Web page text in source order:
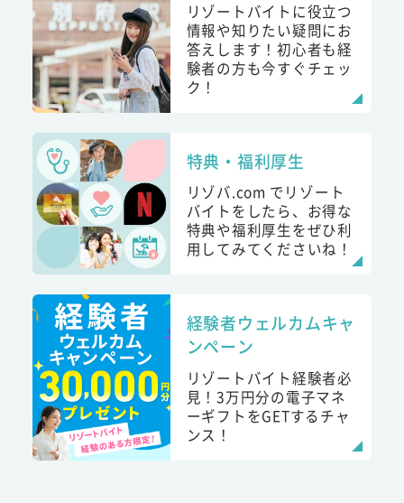
リゾートバイトに役立つ
情報や知りたい疑問にお
答えします！初心者も経
験者の方も今すぐチェッ
ク！
特典・福利厚生
リゾバ.com でリゾート
バイトをしたら、お得な
特典や福利厚生をぜひ利
用してみてくださいね！
経験者ウェルカムキャ
ンペーン
リゾートバイト経験者必
見！3万円分の電子マネ
ーギフトをGETするチャ
ンス！